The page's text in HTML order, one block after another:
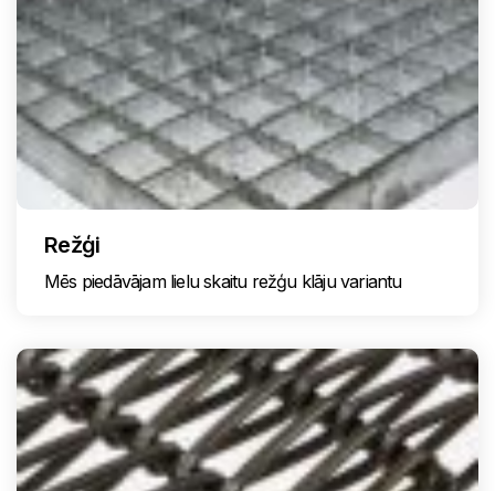
Režģi
Mēs piedāvājam lielu skaitu režģu klāju variantu